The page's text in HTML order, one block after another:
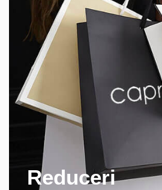
Reduceri